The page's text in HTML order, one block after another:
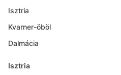
Isztria
Kvarner-öböl
Dalmácia
Isztria